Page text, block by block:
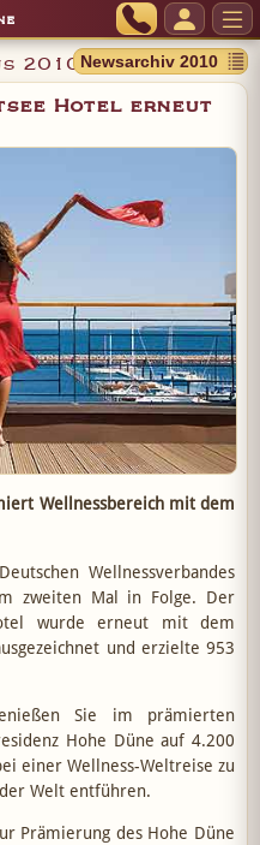
2010
Hotel erneut
Wellnessbereich mit dem
Wellnessverbandes
zweiten Mal in Folge. Der
wurde erneut mit dem
und erzielte 953
Sie im prämierten
Hohe Düne auf 4.200
einer Wellness-Weltreise zu
Welt entführen.
Prämierung des Hohe Düne